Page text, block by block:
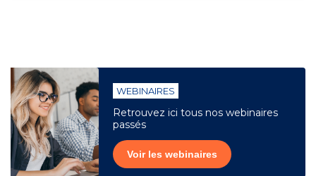
WEBINAIRES
Retrouvez ici tous nos webinaires
passés
Voir les webinaires